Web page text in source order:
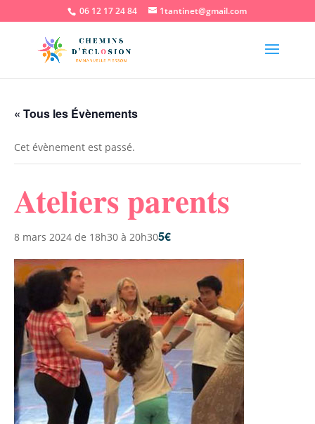
06 12 17 24 84 1tantinet@gmail.com
« Tous les Évènements
Cet évènement est passé.
Ateliers parents
8 mars 2024 de 18h30 à 20h305€